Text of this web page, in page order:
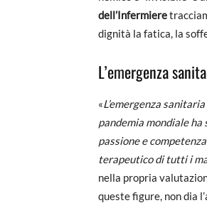
dell’Infermiere
dignità la fatica, la
L’emergenza
«L’emergenza
pandemia mondiale
passione e
terapeutico di tutti i
nella propria
queste figure, non dia